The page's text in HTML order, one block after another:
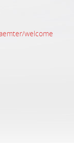
welcome